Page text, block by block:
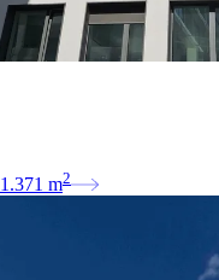
1.371 m2